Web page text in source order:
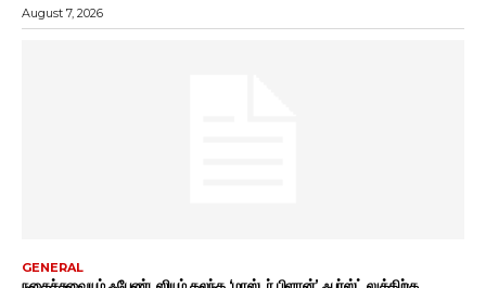
August 7, 2026
GENERAL